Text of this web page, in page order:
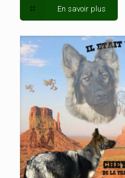
En savoir plus